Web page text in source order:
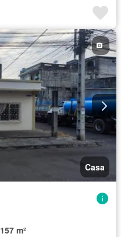
Casa
157 m²